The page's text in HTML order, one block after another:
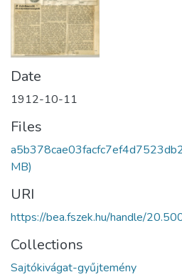
Date
1912-10-11
Files
MB)
URI
https://bea.fszek.hu/handle/
Collections
Sajtókivágat-gyűjtemény